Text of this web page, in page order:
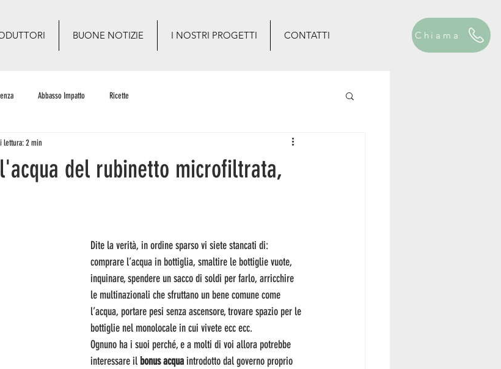
BUONE NOTIZIE I NOSTRI PROGETTI CONTATTI Chiama
Abbasso Impatto Ricette
del rubinetto microfiltrata,
lettura: 2 min
Dite la verità, in ordine sparso vi siete stancati di:
comprare l’acqua in bottiglia, smaltire le bottiglie vuote,
inquinare, spendere un sacco di soldi per farlo, arricchire
le multinazionali che sfruttano un bene comune come
l’acqua, portare pesi senza ascensore, trovare spazio per le
bottiglie nel monolocale in cui vivete ecc ecc.
Ognuno ha i suoi perché, e a molti di voi allora potrebbe
interessare il bonus acqua introdotto dal governo proprio